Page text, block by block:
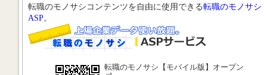
転職のモノサシコンテンツを自由に使用できる転職のモノサシ
ASP。
転職のモノサシ【モバイル版】オープン